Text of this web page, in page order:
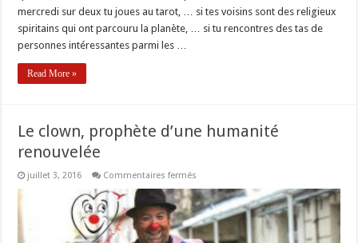
mercredi sur deux tu joues au tarot, … si tes voisins sont des religieux
spiritains qui ont parcouru la planète, … si tu rencontres des tas de
personnes intéressantes parmi les …
Read More »
Le clown, prophète d’une humanité
renouvelée
juillet 3, 2016 Commentaires fermés
clown,
prophète
d’une
humanité
renouvelée